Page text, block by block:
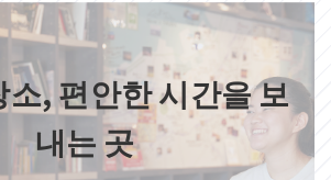
소, 편안한 시간을 보
내는 곳